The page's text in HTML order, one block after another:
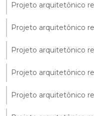
Projeto arquitetônico
Projeto arquitetônico
Projeto arquitetônico
Projeto arquitetônico
Projeto arquitetônico